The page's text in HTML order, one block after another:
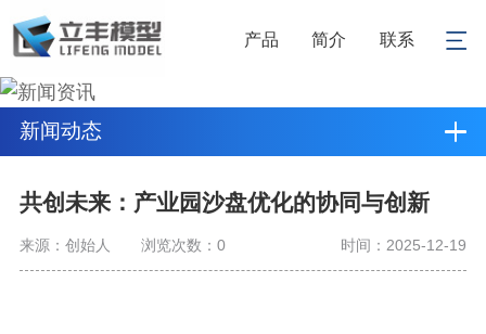
产品 简介 联系
新闻动态
共创未来：产业园沙盘优化的协同与创新
来源：创始人 时间：2025-12-19
浏览次数： 0